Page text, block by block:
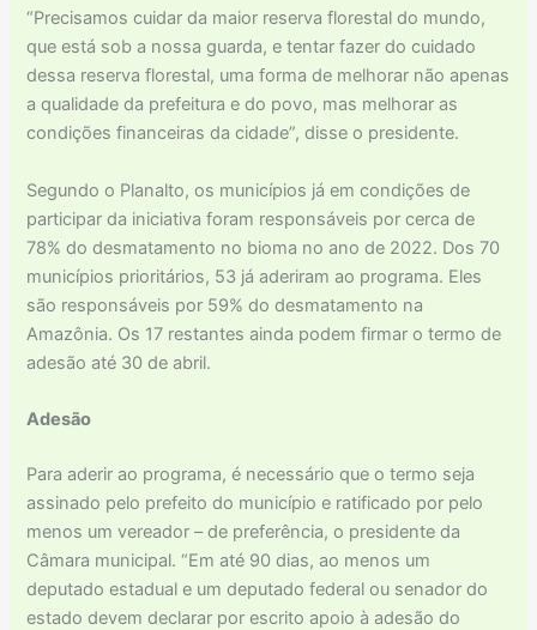
“Precisamos cuidar da maior reserva florestal do mundo,
que está sob a nossa guarda, e tentar fazer do cuidado
dessa reserva florestal, uma forma de melhorar não apenas
a qualidade da prefeitura e do povo, mas melhorar as
condições financeiras da cidade”, disse o presidente.
Segundo o Planalto, os municípios já em condições de
participar da iniciativa foram responsáveis por cerca de
78% do desmatamento no bioma no ano de 2022. Dos 70
municípios prioritários, 53 já aderiram ao programa. Eles
são responsáveis por 59% do desmatamento na
Amazônia. Os 17 restantes ainda podem firmar o termo de
adesão até 30 de abril.
Adesão
Para aderir ao programa, é necessário que o termo seja
assinado pelo prefeito do município e ratificado por pelo
menos um vereador – de preferência, o presidente da
Câmara municipal. “Em até 90 dias, ao menos um
deputado estadual e um deputado federal ou senador do
estado devem declarar por escrito apoio à adesão do